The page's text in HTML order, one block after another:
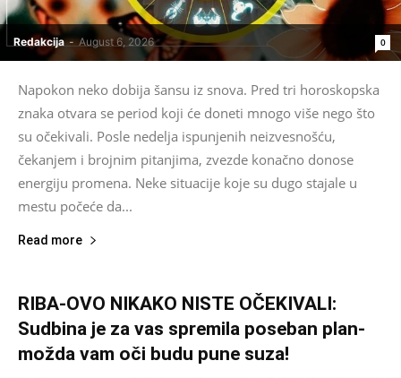
Redakcija - August 6, 2026 0
Napokon neko dobija šansu iz snova. Pred tri horoskopska
znaka otvara se period koji će doneti mnogo više nego što
su očekivali. Posle nedelja ispunjenih neizvesnošću,
čekanjem i brojnim pitanjima, zvezde konačno donose
energiju promena. Neke situacije koje su dugo stajale u
mestu počeće da...
Read more
RIBA-OVO NIKAKO NISTE OČEKIVALI:
Sudbina je za vas spremila poseban plan-
možda vam oči budu pune suza!